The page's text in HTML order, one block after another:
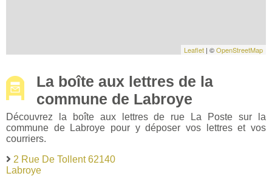
Leaflet | ©OpenStreetMap
La boîte aux lettres de la
commune de Labroye
Découvrez la boîte aux lettres de rue La Poste sur la
commune de Labroye pour y déposer vos lettres et vos
courriers.
2 Rue De Tollent 62140
Labroye